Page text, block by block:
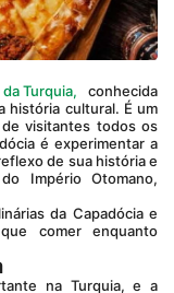
Turquia, conhecida
história cultural. É um
visitantes todos os
é experimentar a
de sua história e
Império Otomano,
comer enquanto